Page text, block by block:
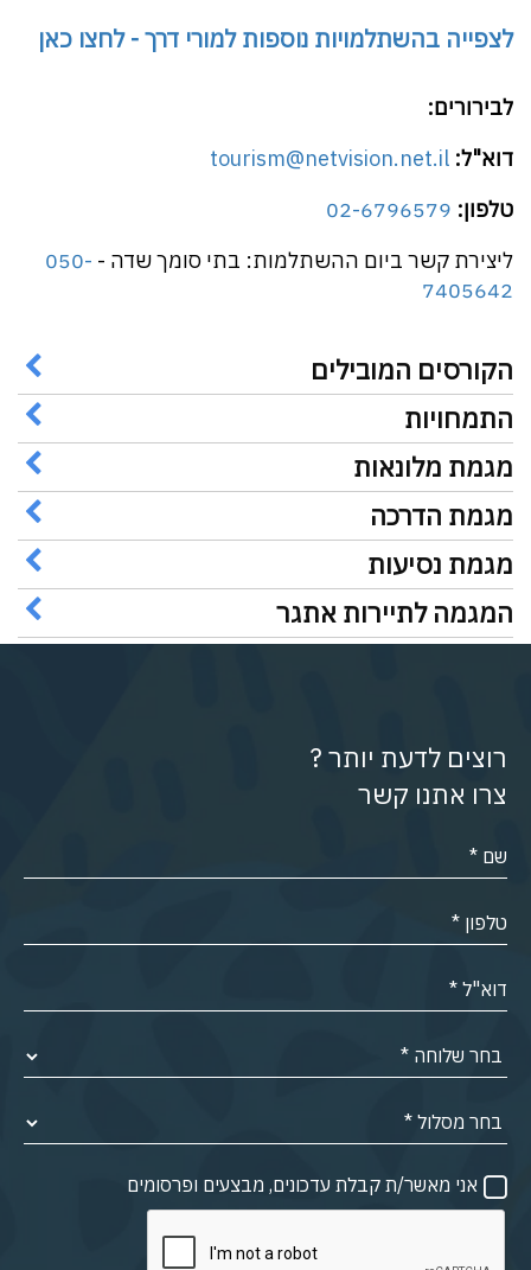
לצפייה בהשתלמויות נוספות למורי דרך - לחצו כאן
לבירורים:
דוא"ל: tourism@netvision.net.il
טלפון: 02-6796579
ליצירת קשר ביום ההשתלמות: בתי סומך שדה - 050-
7405642
הקורסים המובילים
התמחויות
מגמת מלונאות
מגמת הדרכה
מגמת נסיעות
המגמה לתיירות אתגר
רוצים לדעת יותר ?
צרו אתנו קשר
אני מאשר/ת קבלת עדכונים, מבצעים ופרסומים